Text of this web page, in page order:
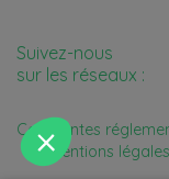
Suivez-nous
sur les réseaux :
Contraintes
Mentions légales